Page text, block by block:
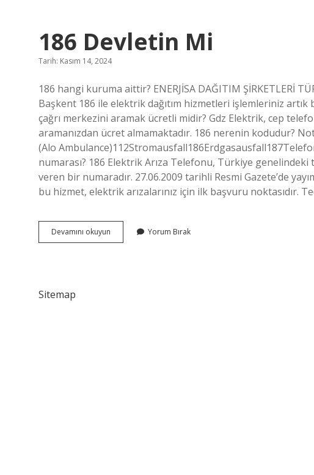
186 Devletin Mi
Tarih: Kasım 14, 2024
186 hangi kuruma aittir? ENERJİSA DAĞITIM ŞİRKETLERİ
Başkent 186 ile elektrik dağıtım hizmetleri işlemleriniz artık
çağrı merkezini aramak ücretli midir? Gdz Elektrik, cep
aramanızdan ücret almamaktadır. 186 nerenin kodudur?
(Alo
numarası? 186 Elektrik Arıza Telefonu, Türkiye
veren bir numaradır. 27.06.2009 tarihli Resmi Gazete’de
bu hizmet, elektrik arızalarınız için ilk başvuru noktasıdır.
Devamını okuyun
Devletin
Yorum Bırak
Sitemap